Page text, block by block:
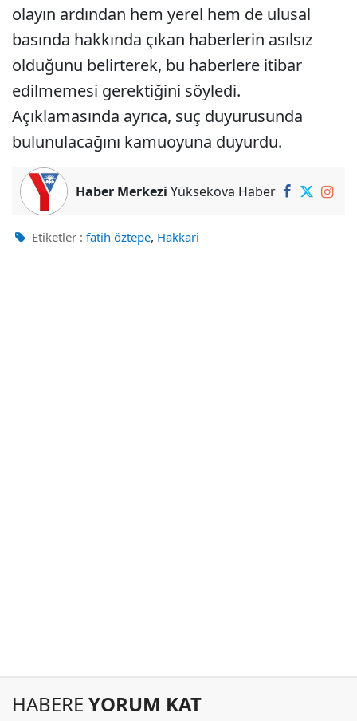
olayın ardından hem yerel hem de ulusal
basında hakkında çıkan haberlerin asılsız
olduğunu belirterek, bu haberlere itibar
edilmemesi gerektiğini söyledi.
Açıklamasında ayrıca, suç duyurusunda
bulunulacağını kamuoyuna duyurdu.
Haber Merkezi Yüksekova Haber
Etiketler : fatih öztepe, Hakkari
HABERE YORUM KAT